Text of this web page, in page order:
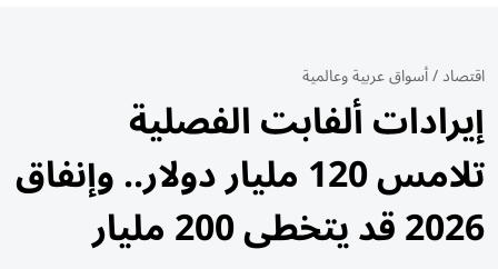
اقتصاد/أسواق عربية وعالمية
إيرادات ألفابت الفصلية
تلامس 120 مليار دولار.. وإنفاق
2026 قد يتخطى 200 مليار